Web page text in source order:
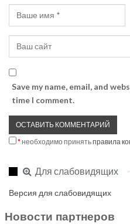
Save my name, email, and
time I comment.
*необходимо принятьправила
Для слабовидящих
Версия для слабовидящих
Новости партнеров